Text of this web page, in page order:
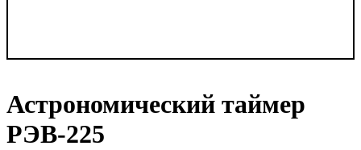
Астрономический таймер
РЭВ-225